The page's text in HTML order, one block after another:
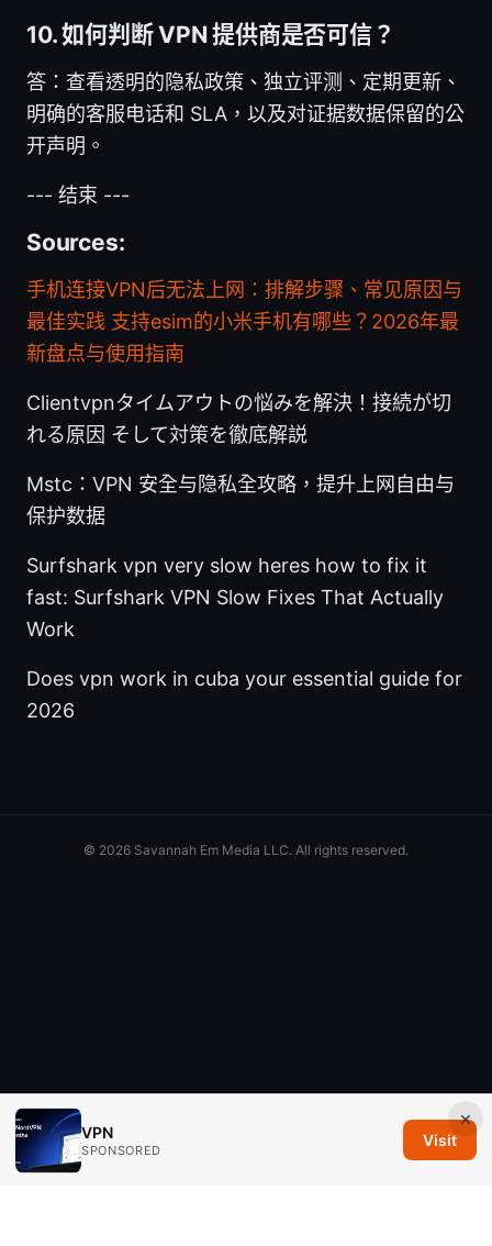
10. 如何判断 VPN 提供商是否可信？
答：查看透明的隐私政策、独立评测、定期更新、
明确的客服电话和 SLA，以及对证据数据保留的公
开声明。
--- 结束 ---
Sources:
手机连接VPN后无法上网：排解步骤、常见原因与
最佳实践 支持esim的小米手机有哪些？2026年最
新盘点与使用指南
Clientvpnタイムアウトの悩みを解決！接続が切
れる原因 そして対策を徹底解説
Mstc：VPN 安全与隐私全攻略，提升上网自由与
保护数据
Surfshark vpn very slow heres how to fix it
fast: Surfshark VPN Slow Fixes That Actually
Work
Does vpn work in cuba your essential guide for
2026
×
VPN
SPONSORED
Visit
© 2026 Savannah Em Media LLC. All rights reserved.